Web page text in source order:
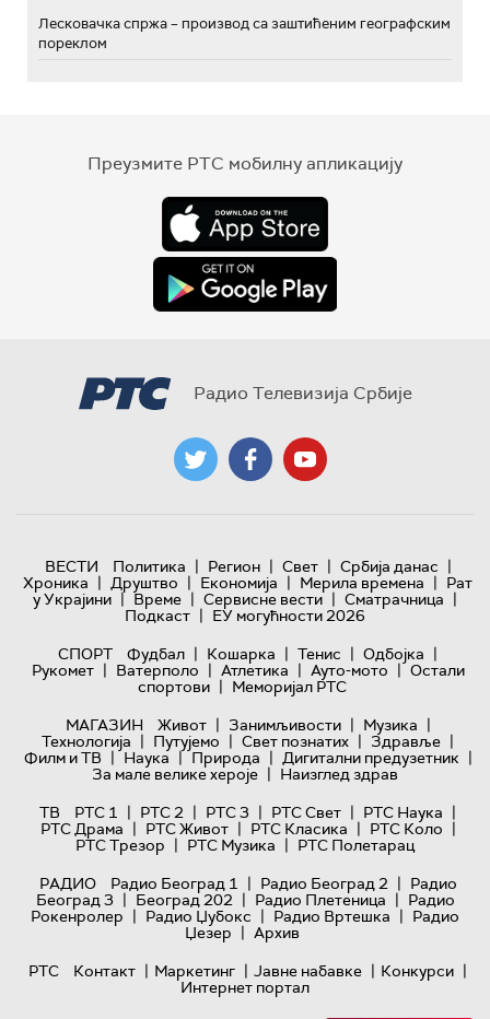
Лесковачка спржа – производ са заштићеним географским
пореклом
Преузмите РТС мобилну апликацију
Радио Телевизија Србије
ВЕСТИ Политика | Регион | Свет | Србија данас |
Хроника | Друштво | Економија | Мерила времена | Рат
у Украјини | Време | Сервисне вести | Сматрачница |
Подкаст | ЕУ могућности 2026
СПОРТ
Фудбал | Кошарка | Тенис | Одбојка |
Рукомет | Ватерполо | Атлетика | Ауто-мото | Остали
спортови | Меморијал РТС
МАГАЗИН
Живот | Занимљивости | Музика |
Технологијa | Путујемо | Свет познатих | Здравље |
Филм и ТВ | Наука | Природа | Дигитални предузетник |
За мале велике хероје | Наизглед здрав
ТВ
РТС 1 | РТС 2 | РТС 3 | РТС Свет | РТС Наука |
РТС Драма | РТС Живот | РТС Класика | РТС Коло |
РТС Трезор | РТС Музика | РТС Полетарац
РАДИО
Радио Београд 1 | Радио Београд 2 | Радио
Београд 3 | Београд 202 | Радио Плетеница | Радио
Рокенролер | Радио Џубокс | Радио Вртешка | Радио
Џезер | Архив
РТС
Контакт | Маркетинг | Јавне набавке | Конкурси |
Интернет портал